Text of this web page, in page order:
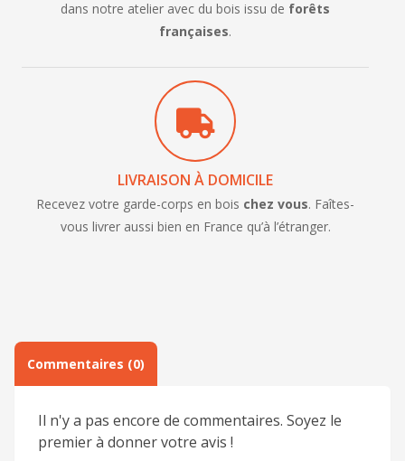
Message
Politique de confidentialité *
lesconditions d’utilisationsde Google s’appliquent.
dans notre atelier avec du bois issu de forêts
françaises.
LIVRAISON À DOMICILE
Recevez votre garde-corps en bois chez vous. Faîtes-
vous livrer aussi bien en France qu’à l’étranger.
Commentaires (0)
Il n'y a pas encore de commentaires. Soyez le
premier à donner votre avis !